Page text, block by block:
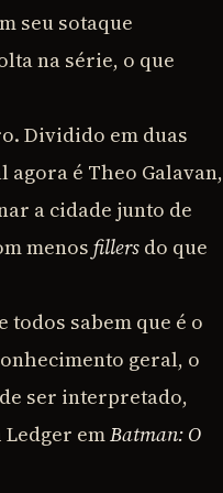
seu sotaque
na série, o que
Dividido em duas
é Theo Galavan,
a cidade junto de
menos fillers do que
todos sabem que é o
geral, o
ser interpretado,
emBatman: O